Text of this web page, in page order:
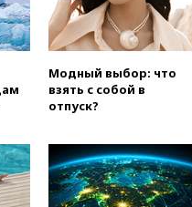
к мораторию на удары по
торговым судам в Черном
море
вчера, 21:43 Экс-
председатель Верховного
суда Венгрии согласился стать
вчера, 20:58Финляндия
введет экзамен для
претендентов на получение
гражданства
Модный выбор: что
взять с собой в
отпуск?